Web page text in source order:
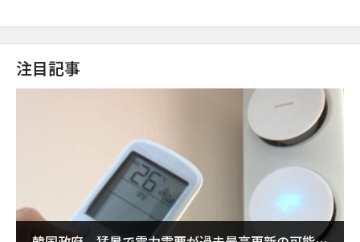
注目記事